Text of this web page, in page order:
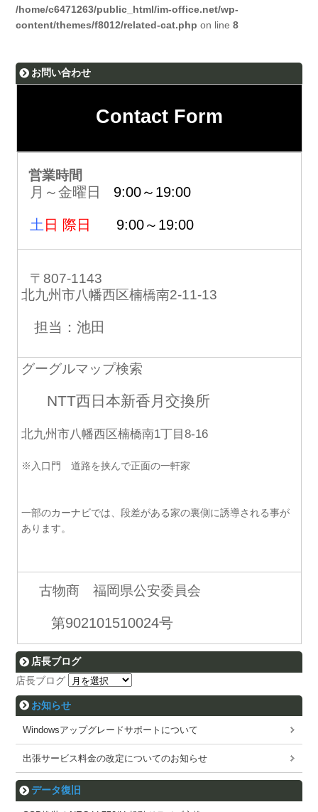
/home/c6471263/public_html/im-office.net/wp-
content/themes/f8012/related-cat.php on line8
お問い合わせ
Contact Form
営業時間
月～金曜日 9:00～19:00
土 日 際日 9:00～19:00
〒807-1143
北九州市八幡西区楠橋南2-11-13
担当：池田
グーグルマップ検索
NTT西日本新香月交換所
北九州市八幡西区楠橋南1丁目8-16
※入口門 道路を挟んで正面の一軒家
一部のカーナビでは、段差がある家の裏側に誘導される事が
あります。
古物商 福岡県公安委員会
第902101510024号
店長ブログ
店長ブログ
お知らせ
Windowsアップグレードサポートについて
出張サービス料金の改定についてのお知らせ
データ復旧